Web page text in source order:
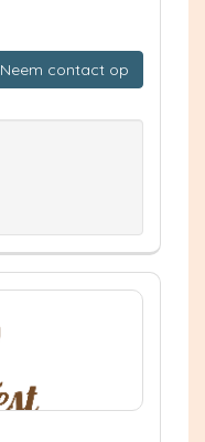
Neem contact op